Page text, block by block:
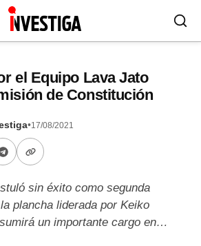
el Equipo Lava Jato
de Constitución
•17/08/2021
sin éxito como segunda
plancha liderada por Keiko
un importante cargo en…